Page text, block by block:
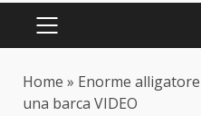
PRIMARY
Home » Enorme
una barca VIDEO